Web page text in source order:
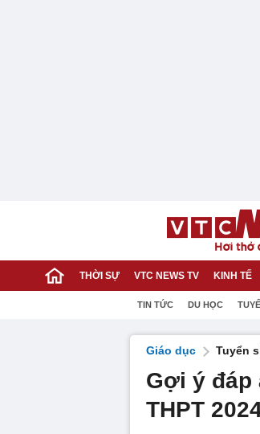
THỜI SỰ VTC NEWS TV KINH TẾ
TIN TỨC DU HỌC
Giáo dục Tuyển
Gợi ý đáp
THPT